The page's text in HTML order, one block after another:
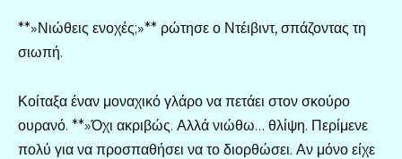
**»Νιώθεις ενοχές;»** ρώτησε ο Ντέιβιντ, σπάζοντας τη
σιωπή.
Κοίταξα έναν μοναχικό γλάρο να πετάει στον σκούρο
ουρανό. **»Όχι ακριβώς. Αλλά νιώθω… θλίψη. Περίμενε
πολύ για να προσπαθήσει να το διορθώσει. Αν μόνο είχε